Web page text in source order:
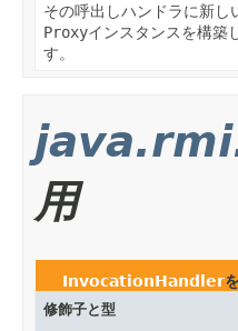
その呼出しハンドラに新し
Proxyインスタンスを構築
す。
用
InvocationHandler
修飾子と型